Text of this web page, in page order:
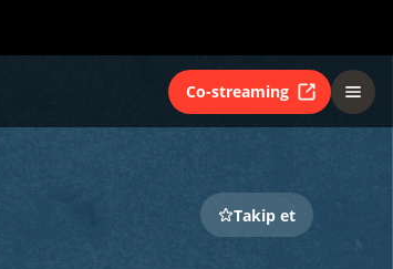
Co-streaming
Takip et